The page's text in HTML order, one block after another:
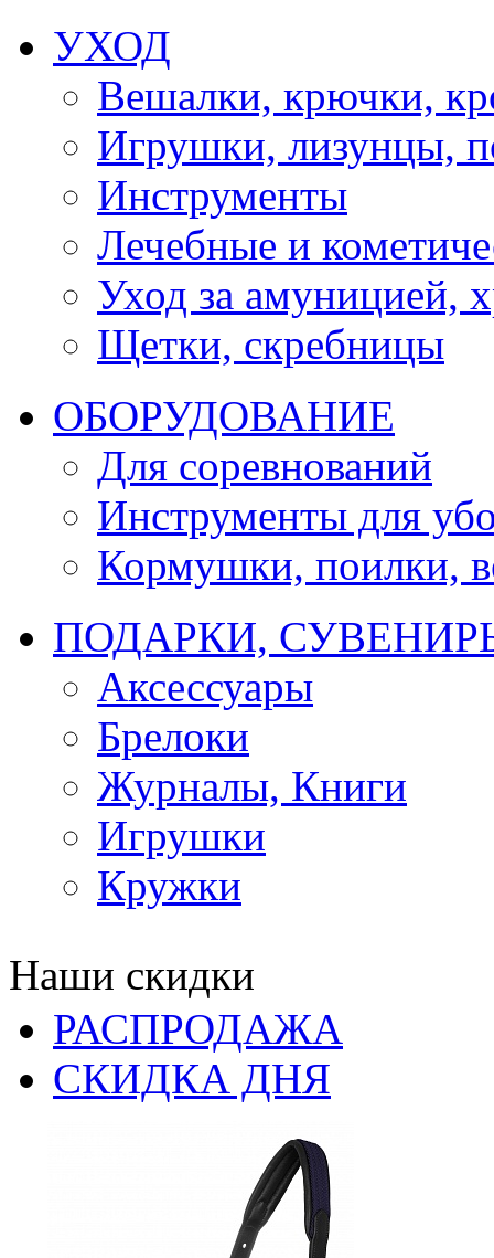
УХОД
Вешалки, крючки,
Игрушки, лизунцы,
Инструменты
Лечебные и
Уход за амуницией,
Щетки, скребницы
ОБОРУДОВАНИЕ
Для соревнований
Инструменты для
Кормушки, поилки,
ПОДАРКИ,
Аксессуары
Брелоки
Журналы, Книги
Игрушки
Кружки
Наши скидки
РАСПРОДАЖА
СКИДКА ДНЯ